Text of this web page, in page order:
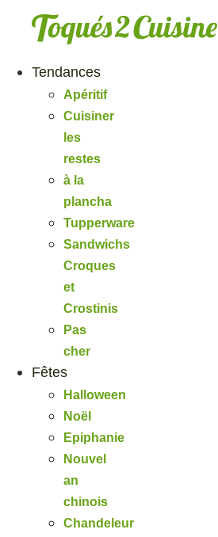
Tendances
Apéritif
Cuisiner
les
restes
à la
plancha
Tupperware
Sandwichs
Croques
et
Crostinis
Pas
cher
Fêtes
Halloween
Noël
Epiphanie
Nouvel
an
chinois
Chandeleur